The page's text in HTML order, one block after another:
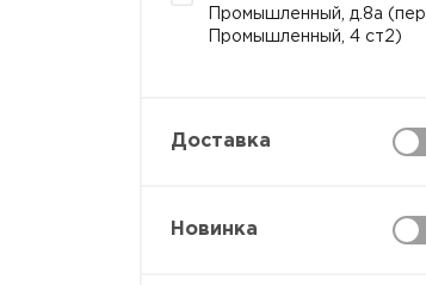
Промышленный, д.8а (пер.
Промышленный, 4 ст2)
Доставка
Новинка